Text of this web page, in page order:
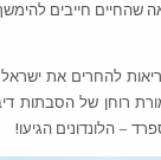
הקלישאה שהחיים חייבים
להחרים את ישראל
רוחן של הסבתות